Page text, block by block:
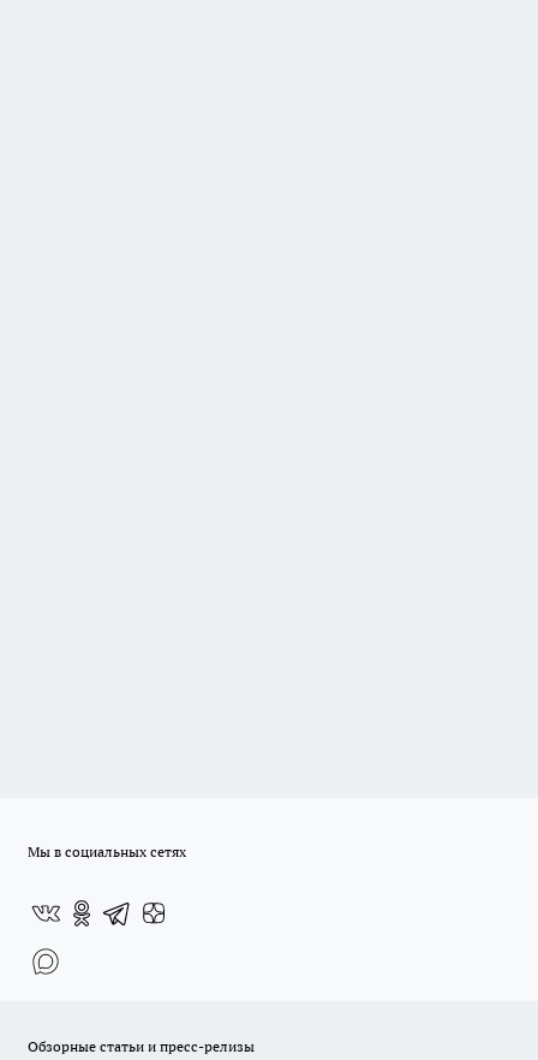
Мы в социальных сетях
Обзорные статьи и пресс-релизы